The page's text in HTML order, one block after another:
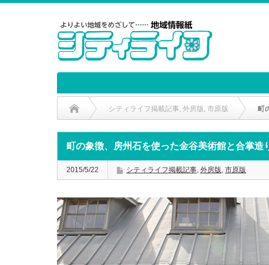
シティライフ掲載記事, 外房版 , 市原版 町
町の象徴、房州石を使った金谷美術館と合掌造
2015/5/22 シティライフ掲載記事, 外房版, 市原版